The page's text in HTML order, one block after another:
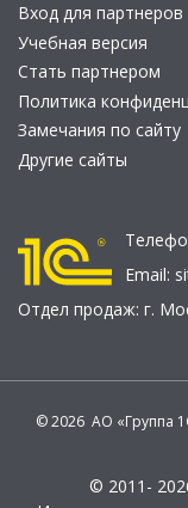
Вход для партнеров
Учебная версия
Стать партнером
Политика
Замечания по сайту
Другие сайты
Email:
Отдел продаж: г.
© 2026 АО «Группа
© 2011-